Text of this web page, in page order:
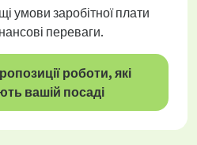
умови заробітної плати
переваги.
роботи, які
вашій посаді